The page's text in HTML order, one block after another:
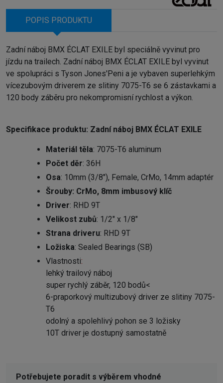
POPIS PRODUKTU
Zadní náboj BMX ÉCLAT EXILE byl speciálně vyvinut pro
jízdu na trailech. Zadní náboj BMX ÉCLAT EXILE byl vyvinut
ve spolupráci s Tyson Jones'Peni a je vybaven superlehkým
vícezubovým driverem ze slitiny 7075-T6 se 6 zástavkami a
120 body záběru pro nekompromisní rychlost a výkon.
Specifikace produktu: Zadní náboj BMX ÉCLAT EXILE
Materiál těla: 7075-T6 aluminum
Počet děr: 36H
Osa: 10mm (3/8"), Female, CrMo, 14mm adaptér
Šrouby: CrMo, 8mm imbusový klíč
Driver: RHD 9T
Velikost zubů: 1/2" x 1/8"
Strana driveru: RHD 9T
Ložiska: Sealed Bearings (SB)
Vlastnosti:
lehký trailový náboj
super rychlý záběr, 120 bodů<
6-praporkový multizubový driver ze slitiny 7075-
T6
odolný a spolehlivý pohon se 3 ložisky
10T driver je dostupný samostatně
Potřebujete poradit s výběrem vhodné